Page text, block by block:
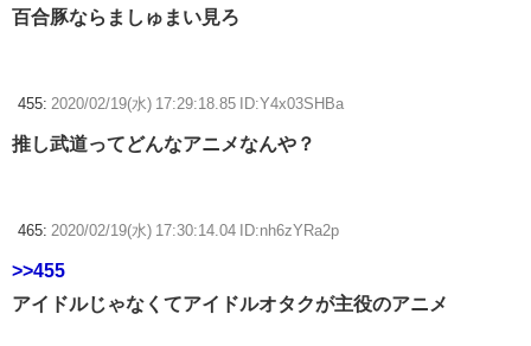
百合豚ならましゅまい見ろ
455: 2020/02/19(水) 17:29:18.85 ID:Y4x03SHBa
推し武道ってどんなアニメなんや？
465: 2020/02/19(水) 17:30:14.04 ID:nh6zYRa2p
>>455
アイドルじゃなくてアイドルオタクが主役のアニメ